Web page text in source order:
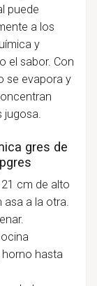
puede
a los
y
el sabor. Con
se evapora y
jugosa.
gres de
cm de alto
asa a la otra.
hasta